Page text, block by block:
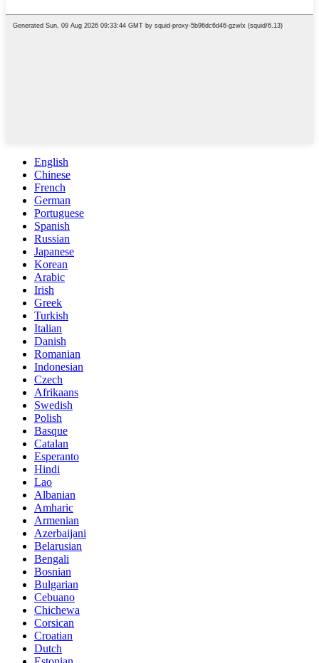
English
Chinese
French
German
Portuguese
Spanish
Russian
Japanese
Korean
Arabic
Irish
Greek
Turkish
Italian
Danish
Romanian
Indonesian
Czech
Afrikaans
Swedish
Polish
Basque
Catalan
Esperanto
Hindi
Lao
Albanian
Amharic
Armenian
Azerbaijani
Belarusian
Bengali
Bosnian
Bulgarian
Cebuano
Chichewa
Corsican
Croatian
Dutch